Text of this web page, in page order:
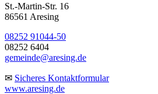
St.-Martin-Str. 16
86561 Aresing
08252 91044-50
08252 6404
gemeinde@aresing.de
✉ Sicheres Kontaktformular
www.aresing.de